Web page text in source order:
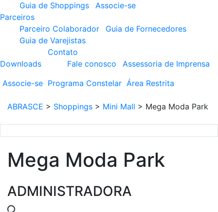
Guia de Shoppings
Associe-se
Parceiros
Parceiro Colaborador
Guia de Fornecedores
Guia de Varejistas
Downloads
Contato
Fale conosco
Assessoria de Imprensa
Associe-se Programa Constelar Área Restrita
ABRASCE > Shoppings > Mini Mall > Mega Moda Park
Mega Moda Park
ADMINISTRADORA